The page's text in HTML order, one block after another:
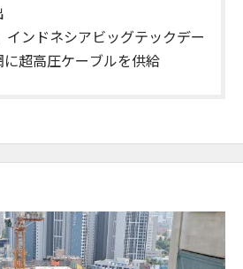
インドネシアビッグテックデー
超高圧ケーブルを供給